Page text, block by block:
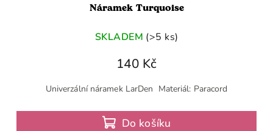
Náramek Turquoise
SKLADEM (>5 ks)
140 Kč
Do košíku
Univerzální náramek LarDen Materiál: Paracord